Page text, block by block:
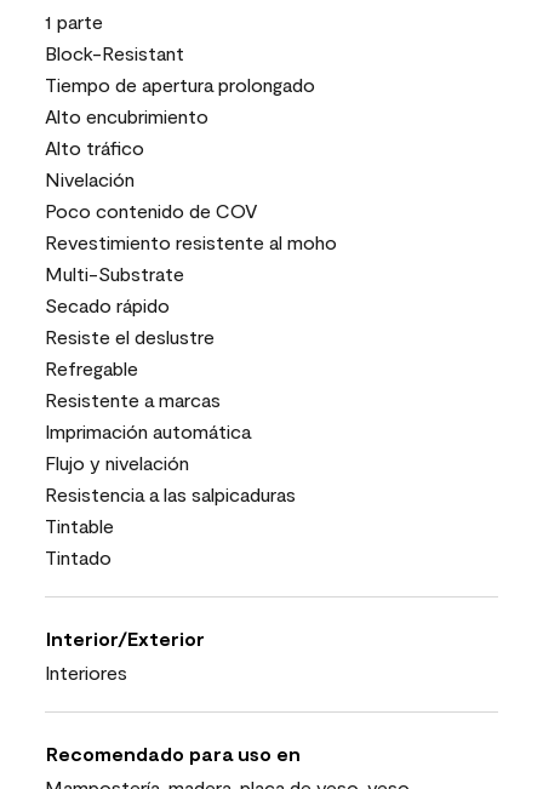
1 parte
Block-Resistant
Tiempo de apertura prolongado
Alto encubrimiento
Alto tráfico
Nivelación
Poco contenido de COV
Revestimiento resistente al moho
Multi-Substrate
Secado rápido
Resiste el deslustre
Refregable
Resistente a marcas
Imprimación automática
Flujo y nivelación
Resistencia a las salpicaduras
Tintable
Tintado
Interior/Exterior
Interiores
Recomendado para uso en